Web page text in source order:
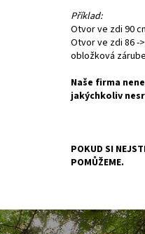
Příklad:
Otvor ve zdi 90
Otvor ve zdi 86 -
obložková
Naše firma
jakýchkoliv
POKUD SI
POMŮŽEME.